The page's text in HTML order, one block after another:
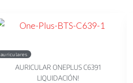
auriculares
AURICULAR ONEPLUS C6391
LIQUIDACIÓN!